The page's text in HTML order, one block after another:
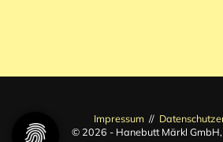
Impressum//
© 2026 - Hanebutt Märkl